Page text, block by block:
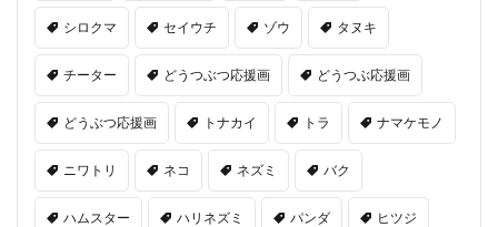
シロクマ セイウチ ゾウ タヌキ
チーター どうつぶつ応援画 どうつぶ応援画
どうぶつ応援画 トナカイ トラ ナマケモノ
ニワトリ ネコ ネズミ バク
ハムスター ハリネズミ パンダ ヒツジ